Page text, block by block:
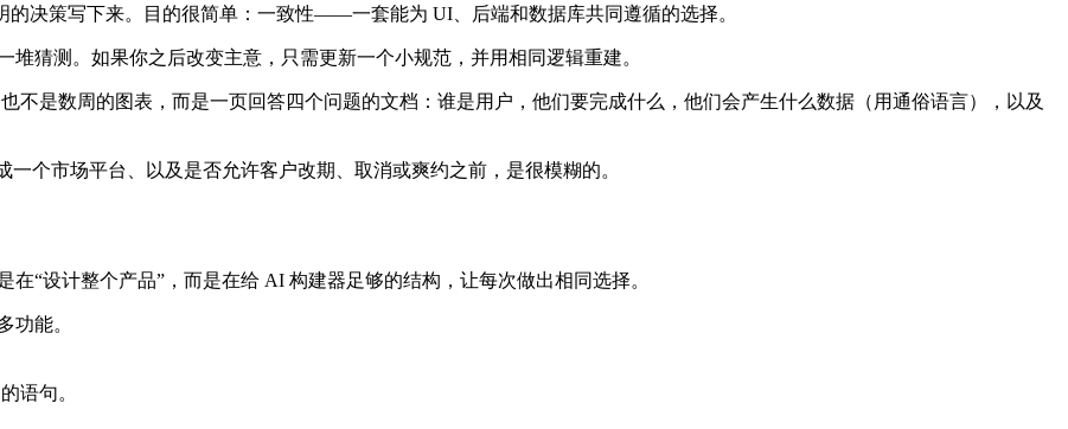
的决策写下来。目的很简单：一致性——一套能为 UI、后端和数据库共同遵循的选择。
猜测。如果你之后改变主意，只需更新一个小规范，并用相同逻辑重建。
不是数周的图表，而是一页回答四个问题的文档：谁是用户，他们要完成什么，他们会产生什么数据（用通俗语言），以及
个市场平台、以及是否允许客户改期、取消或爽约之前，是很模糊的。
“设计整个产品”，而是在给 AI 构建器足够的结构，让每次做出相同选择。
功能。
语句。